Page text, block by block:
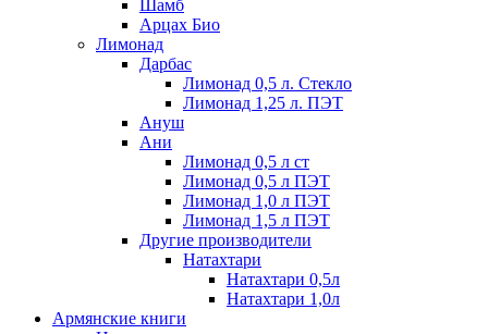
Шамб
Арцах Био
Лимонад
Дарбас
Лимонад 0,5 л. Стекло
Лимонад 1,25 л. ПЭТ
Ануш
Ани
Лимонад 0,5 л ст
Лимонад 0,5 л ПЭТ
Лимонад 1,0 л ПЭТ
Лимонад 1,5 л ПЭТ
Другие производители
Натахтари
Натахтари 0,5л
Натахтари 1,0л
Армянские книги